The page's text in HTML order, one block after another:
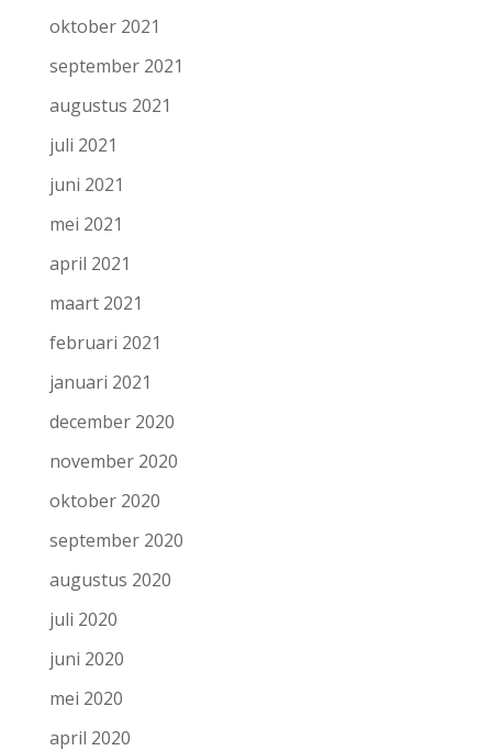
oktober 2021
september 2021
augustus 2021
juli 2021
juni 2021
mei 2021
april 2021
maart 2021
februari 2021
januari 2021
december 2020
november 2020
oktober 2020
september 2020
augustus 2020
juli 2020
juni 2020
mei 2020
april 2020